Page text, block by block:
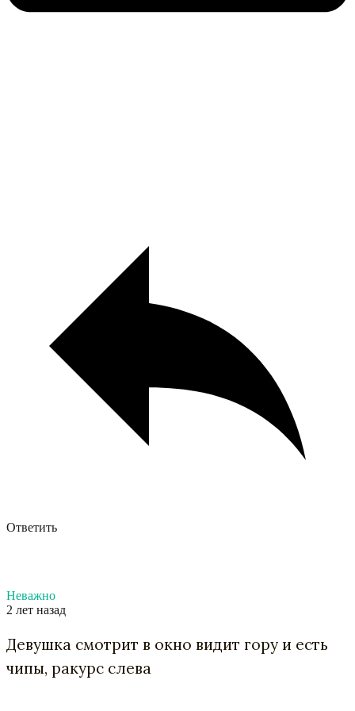
Ответить
Неважно
2 лет назад
Девушка смотрит в окно видит гору и есть
чипы, ракурс слева